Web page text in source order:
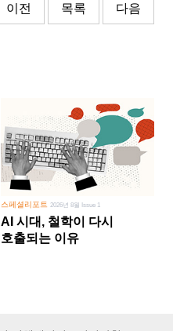
이전 목록 다음
스페셜리포트 2026년 8월 Issue 1
AI 시대, 철학이 다시
호출되는 이유